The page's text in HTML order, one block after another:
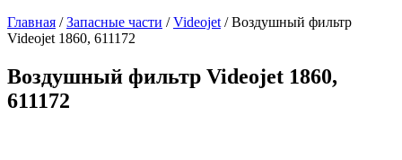
Главная /Запасные части /Videojet / Воздушный фильтр
Videojet 1860, 611172
Воздушный фильтр Videojet 1860,
611172